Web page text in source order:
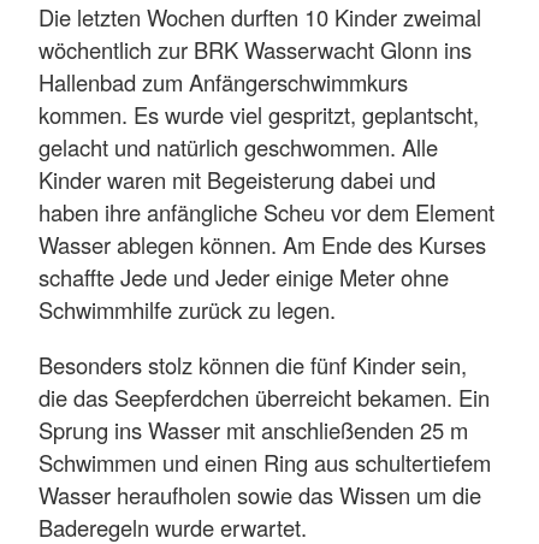
Die letzten Wochen durften 10 Kinder zweimal
wöchentlich zur BRK Wasserwacht Glonn ins
Hallenbad zum Anfängerschwimmkurs
kommen. Es wurde viel gespritzt, geplantscht,
gelacht und natürlich geschwommen. Alle
Kinder waren mit Begeisterung dabei und
haben ihre anfängliche Scheu vor dem Element
Wasser ablegen können. Am Ende des Kurses
schaffte Jede und Jeder einige Meter ohne
Schwimmhilfe zurück zu legen.
Besonders stolz können die fünf Kinder sein,
die das Seepferdchen überreicht bekamen. Ein
Sprung ins Wasser mit anschließenden 25 m
Schwimmen und einen Ring aus schultertiefem
Wasser heraufholen sowie das Wissen um die
Baderegeln wurde erwartet.